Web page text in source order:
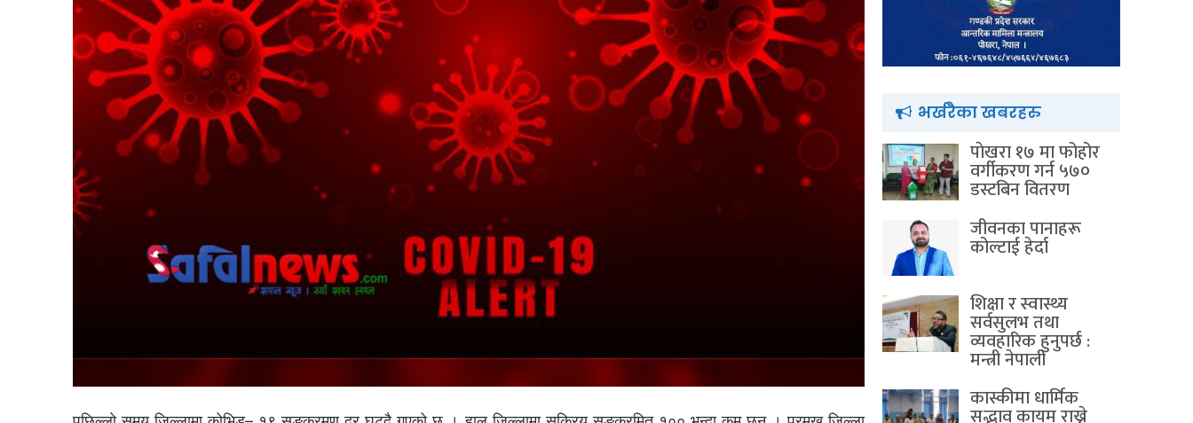
भर्खरैका खबरहरु
पाेखरा १७ मा फोहोर
वर्गीकरण गर्न ५७०
डस्टबिन वितरण
जीवनका पानाहरू
कोल्टाई हेर्दा
शिक्षा र स्वास्थ्य
सर्वसुलभ तथा
व्यवहारिक हुनुपर्छ :
मन्त्री नेपाली
कास्कीमा धार्मिक